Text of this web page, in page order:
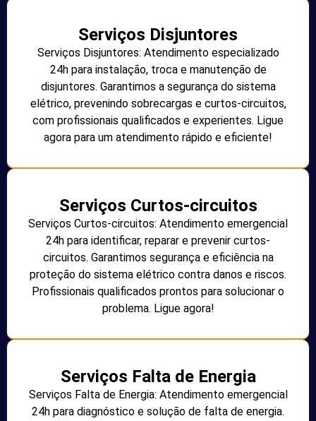
Serviços Disjuntores
Serviços Disjuntores: Atendimento especializado
24h para instalação, troca e manutenção de
disjuntores. Garantimos a segurança do sistema
elétrico, prevenindo sobrecargas e curtos-circuitos,
com profissionais qualificados e experientes. Ligue
agora para um atendimento rápido e eficiente!
Serviços Curtos-circuitos
Serviços Curtos-circuitos: Atendimento emergencial
24h para identificar, reparar e prevenir curtos-
circuitos. Garantimos segurança e eficiência na
proteção do sistema elétrico contra danos e riscos.
Profissionais qualificados prontos para solucionar o
problema. Ligue agora!
Serviços Falta de Energia
Serviços Falta de Energia: Atendimento emergencial
24h para diagnóstico e solução de falta de energia.